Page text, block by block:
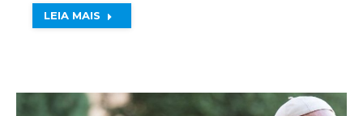
LEIA MAIS